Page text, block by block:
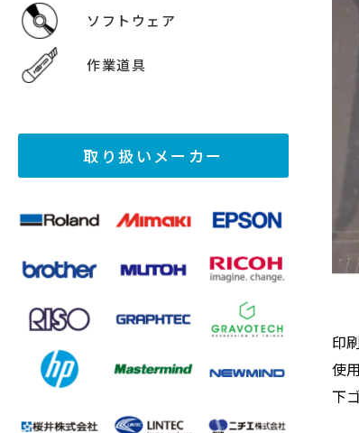
ソフトウェア
作業道具
取り扱いメーカー
印
使
下